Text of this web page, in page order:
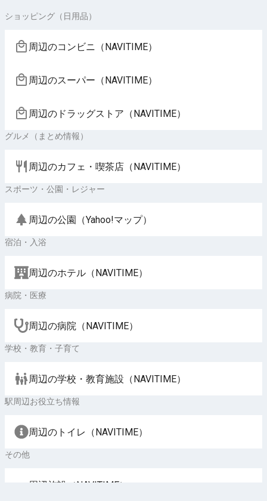
ショッピング（日用品）
周辺のコンビニ（NAVITIME）
周辺のスーパー（NAVITIME）
周辺のドラッグストア（NAVITIME）
グルメ（まとめ情報）
周辺のカフェ・喫茶店（NAVITIME）
スポーツ・公園・レジャー
周辺の公園（Yahoo!マップ）
宿泊・入浴
周辺のホテル（NAVITIME）
病院・医療
周辺の病院（NAVITIME）
学校・教育・子育て
周辺の学校・教育施設（NAVITIME）
駅周辺お役立ち情報
周辺のトイレ（NAVITIME）
その他
周辺施設（NAVITIME）